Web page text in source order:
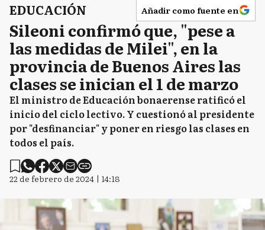
P Pila
Q Quilmes
S Saladillo
SV San Vicente
EDUCACIÓN Añadir como fuente en
Sileoni confirmó que, "pese a
las medidas de Milei", en la
provincia de Buenos Aires las
clases se inician el 1 de marzo
El ministro de Educación bonaerense ratificó el
inicio del ciclo lectivo. Y cuestionó al presidente
por "desfinanciar" y poner en riesgo las clases en
todos el país.
22 de febrero de 2024 | 14:18